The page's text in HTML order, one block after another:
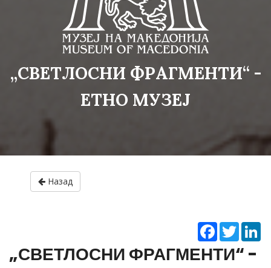
Назад
„СВЕТЛОСНИ ФРАГМЕНТИ“ -
ЕТНО МУЗЕЈ
Facebook
Twitter
„СВЕТЛОСНИ ФРАГМЕНТИ“ -